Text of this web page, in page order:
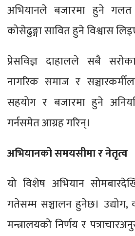
अभियानले बजारमा हुने गलत
कोसेढुङ्गा सावित हुने विश्वास
प्रेसविज्ञ दाहालले सबै
नागरिक समाज र
सहयोग र बजारमा हुने
गर्नसमेत आग्रह गरिन्।
अभियानको समयसीमा र नेतृत्व
यो विशेष अभियान
गतेसम्म सञ्चालन हुनेछ। उद्योग,
मन्त्रालयको निर्णय र